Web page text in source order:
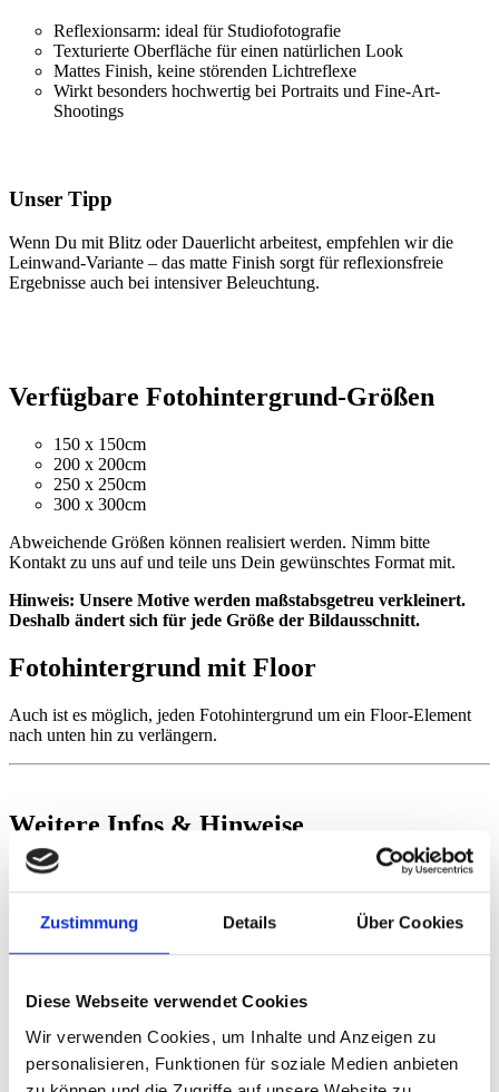
Zustimmung Details Über Cookies
Diese Webseite verwendet Cookies
Wir verwenden Cookies, um Inhalte und Anzeigen zu
personalisieren, Funktionen für soziale Medien anbieten
Reflexionsarm: ideal für Studiofotografie
Texturierte Oberfläche für einen natürlichen Look
Mattes Finish, keine störenden Lichtreflexe
Wirkt besonders hochwertig bei Portraits und Fine-Art-
Shootings
Unser Tipp
Wenn Du mit Blitz oder Dauerlicht arbeitest, empfehlen wir die
Leinwand-Variante – das matte Finish sorgt für reflexionsfreie
Ergebnisse auch bei intensiver Beleuchtung.
Verfügbare Fotohintergrund-Größen
150 x 150cm
200 x 200cm
250 x 250cm
300 x 300cm
Abweichende Größen können realisiert werden. Nimm bitte
Kontakt zu uns auf und teile uns Dein gewünschtes Format mit.
Hinweis: Unsere Motive werden maßstabsgetreu verkleinert.
Deshalb ändert sich für jede Größe der Bildausschnitt.
Fotohintergrund mit Floor
Auch ist es möglich, jeden Fotohintergrund um ein Floor-Element
nach unten hin zu verlängern.
Weitere Infos & Hinweise
Pflegetipps
Unsere Vinyl-Hintergründe lassen sich ganz einfach mit einem
feuchten Tuch reinigen. Für hartnäckige Flecken kannst Du bei
Bedarf auch milde Reinigungsmittel verwenden. Fotoleinwände
weichen Tuch abgestaubt werden. Vermeide den Kontakt mit
Aufbewahrung